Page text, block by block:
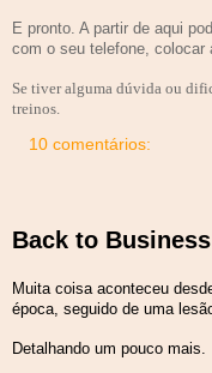
E pronto. A partir de aqui
com o seu telefone, colocar
Se tiver alguma dúvida ou
treinos.
10 comentários:
Back to Business
Muita coisa aconteceu
época, seguido de uma
Detalhando um pouco mais.